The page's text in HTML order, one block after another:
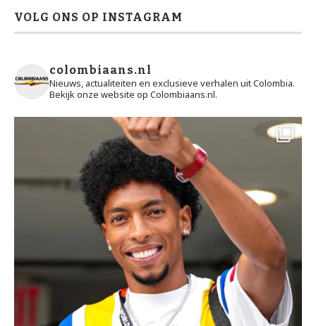
VOLG ONS OP INSTAGRAM
colombiaans.nl
Nieuws, actualiteiten en exclusieve verhalen uit Colombia.
Bekijk onze website op Colombiaans.nl.